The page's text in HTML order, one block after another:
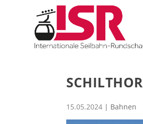
15.05.2024 | Bahnen